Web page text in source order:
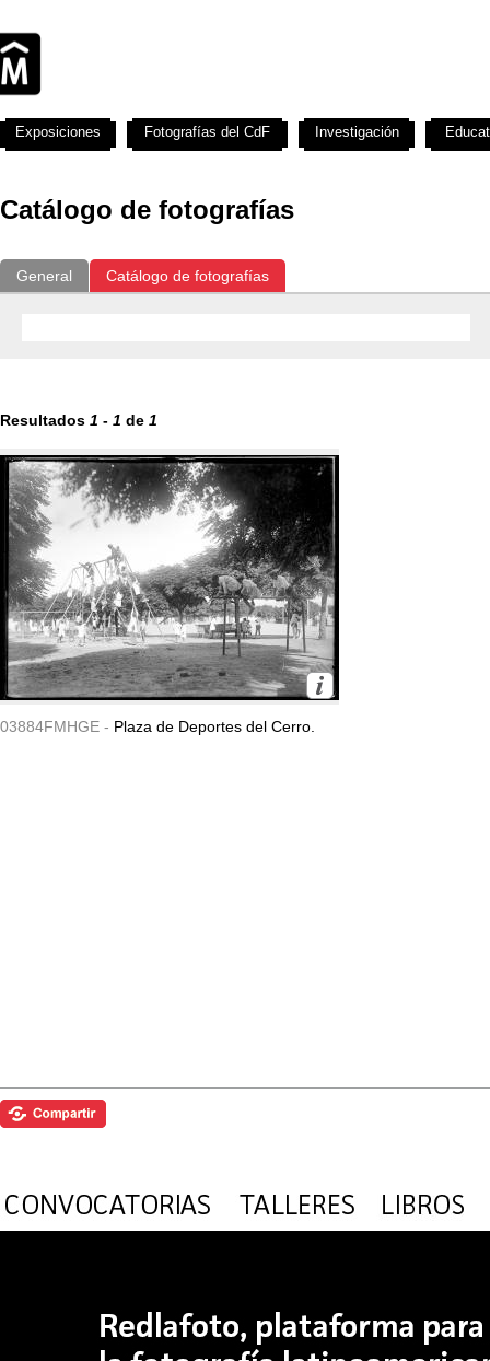
Catálogo de fotografías
General Catálogo de fotografías
Resultados 1 - 1 de 1
03884FMHGE - Plaza de Deportes del Cerro.
Exposiciones Fotografías del CdF Investigación